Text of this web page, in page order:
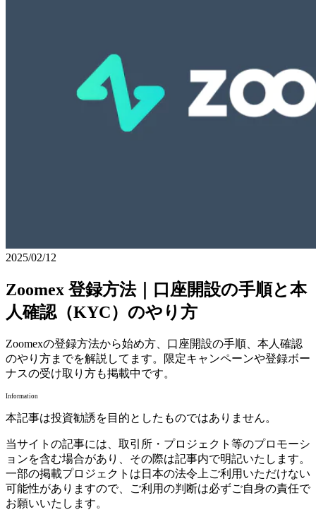
2025/02/12
Zoomex 登録方法｜口座開設の手順と本
人確認（KYC）のやり方
Zoomexの登録方法から始め方、口座開設の手順、本人確認
のやり方までを解説してます。限定キャンペーンや登録ボー
ナスの受け取り方も掲載中です。
Information
本記事は投資勧誘を目的としたものではありません。
当サイトの記事には、取引所・プロジェクト等のプロモーシ
ョンを含む場合があり、その際は記事内で明記いたします。
一部の掲載プロジェクトは日本の法令上ご利用いただけない
可能性がありますので、ご利用の判断は必ずご自身の責任で
お願いいたします。